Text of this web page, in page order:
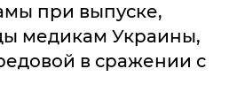
при выпуске,
медикам Украины,
в сражении с